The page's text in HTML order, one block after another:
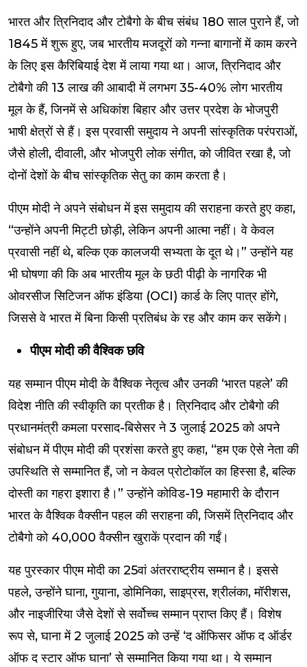
भारत और त्रिनिदाद और टोबैगो के बीच संबंध 180 साल पुराने हैं, जो
1845 में शुरू हुए, जब भारतीय मजदूरों को गन्ना बागानों में काम करने
के लिए इस कैरिबियाई देश में लाया गया था। आज, त्रिनिदाद और
टोबैगो की 13 लाख की आबादी में लगभग 35-40% लोग भारतीय
मूल के हैं, जिनमें से अधिकांश बिहार और उत्तर प्रदेश के भोजपुरी
भाषी क्षेत्रों से हैं। इस प्रवासी समुदाय ने अपनी सांस्कृतिक परंपराओं,
जैसे होली, दीवाली, और भोजपुरी लोक संगीत, को जीवित रखा है, जो
दोनों देशों के बीच सांस्कृतिक सेतु का काम करता है।
पीएम मोदी ने अपने संबोधन में इस समुदाय की सराहना करते हुए कहा,
“उन्होंने अपनी मिट्टी छोड़ी, लेकिन अपनी आत्मा नहीं। वे केवल
प्रवासी नहीं थे, बल्कि एक कालजयी सभ्यता के दूत थे।” उन्होंने यह
भी घोषणा की कि अब भारतीय मूल के छठी पीढ़ी के नागरिक भी
ओवरसीज सिटिजन ऑफ इंडिया (OCI) कार्ड के लिए पात्र होंगे,
जिससे वे भारत में बिना किसी प्रतिबंध के रह और काम कर सकेंगे।
पीएम मोदी की वैश्विक छवि
यह सम्मान पीएम मोदी के वैश्विक नेतृत्व और उनकी ‘भारत पहले’ की
विदेश नीति की स्वीकृति का प्रतीक है। त्रिनिदाद और टोबैगो की
प्रधानमंत्री कमला परसाद-बिसेसर ने 3 जुलाई 2025 को अपने
संबोधन में पीएम मोदी की प्रशंसा करते हुए कहा, “हम एक ऐसे नेता की
उपस्थिति से सम्मानित हैं, जो न केवल प्रोटोकॉल का हिस्सा है, बल्कि
दोस्ती का गहरा इशारा है।” उन्होंने कोविड-19 महामारी के दौरान
भारत के वैश्विक वैक्सीन पहल की सराहना की, जिसमें त्रिनिदाद और
टोबैगो को 40,000 वैक्सीन खुराकें प्रदान की गईं।
यह पुरस्कार पीएम मोदी का 25वां अंतरराष्ट्रीय सम्मान है। इससे
पहले, उन्होंने घाना, गुयाना, डोमिनिका, साइप्रस, श्रीलंका, मॉरीशस,
और नाइजीरिया जैसे देशों से सर्वोच्च सम्मान प्राप्त किए हैं। विशेष
रूप से, घाना में 2 जुलाई 2025 को उन्हें ‘द ऑफिसर ऑफ द ऑर्डर
ऑफ द स्टार ऑफ घाना’ से सम्मानित किया गया था। ये सम्मान